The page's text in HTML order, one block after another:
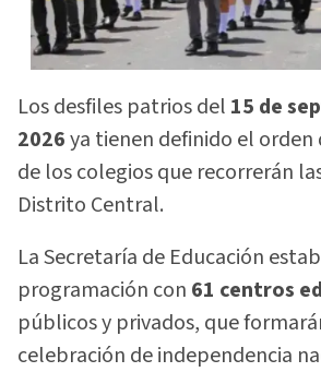
Los desfiles patrios del 15 de
2026ya tienen definido el
de los colegios que recorrerán
Distrito Central.
La Secretaría de Educación
programación con 61 centros
públicos y privados, que
celebración de independencia